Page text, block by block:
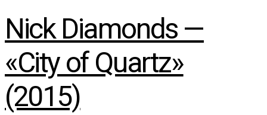
Nick Diamonds —
«City of Quartz»
(2015)